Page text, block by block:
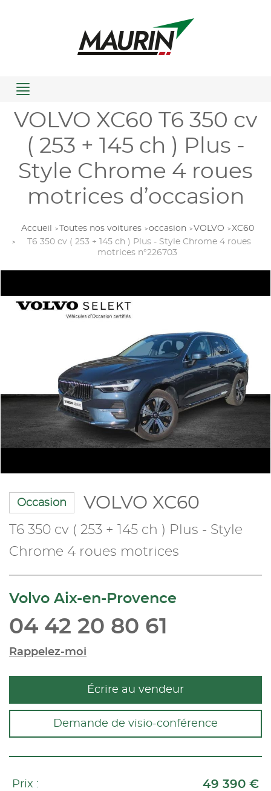
Menu
VOLVO XC60 T6 350 cv
( 253 + 145 ch ) Plus -
Style Chrome 4 roues
motrices d’occasion
Accueil Toutes nos voitures occasion VOLVO
XC60
T6 350 cv ( 253 + 145 ch ) Plus - Style Chrome 4 roues
motrices n°226703
Occasion VOLVO XC60
T6 350 cv ( 253 + 145 ch ) Plus - Style
Chrome 4 roues motrices
Volvo Aix-en-Provence
04 42 20 80 61
Rappelez-moi
Écrire au vendeur
Demande de visio-conférence
Prix : 49 390 €